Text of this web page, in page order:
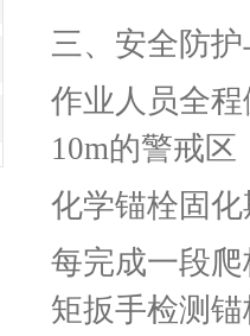
三、安全防
作业人员全
10m的警戒
化学锚栓固
每完成一段
矩扳手检测